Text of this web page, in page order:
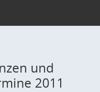
und
2011